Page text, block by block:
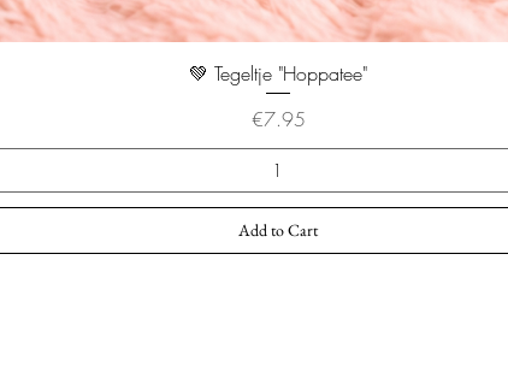
💚 Tegeltje "Hoppatee"
Price
€7.95
Add to Cart